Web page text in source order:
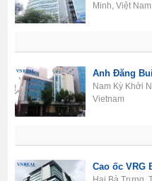
Minh, Việt Nam
Anh Đăng
Nam Kỳ Khởi
Vietnam
Cao ốc VRG